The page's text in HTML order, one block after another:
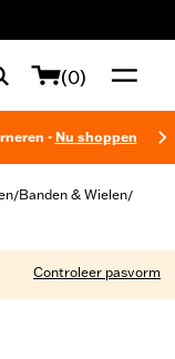
(0)
- Nu shoppen
/Banden & Wielen/
Controleer pasvorm